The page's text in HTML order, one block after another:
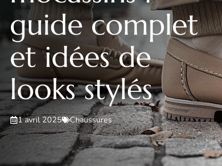
guide complet
et idées de
looks stylés
1 avril 2025 Chaussures